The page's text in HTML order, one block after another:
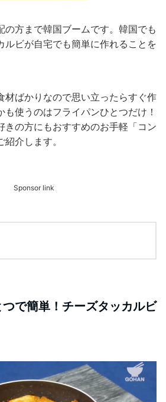
の方まで韓国ブームです。韓国でも
ルビが自宅でも簡単に作れることを
材ばかりなので思い立ったらすぐ作
使うのはフライパンひとつだけ！
きの方にもおすすめのお手軽「コン
介します。
Sponsor link
で簡単！チーズタッカルビ